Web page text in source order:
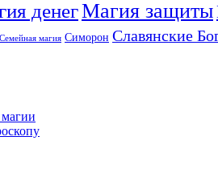
денегМагия защиты
Семейная магия Симорон Славянские